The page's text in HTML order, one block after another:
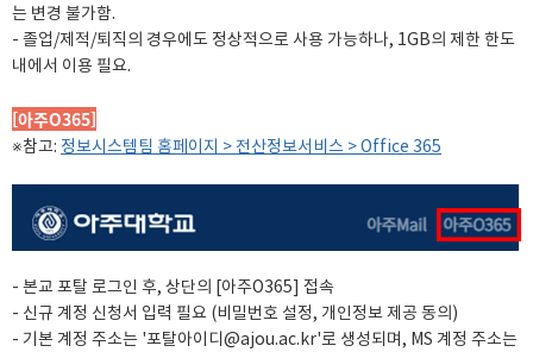
는 변경 불가함.
- 졸업/제적/퇴직의 경우에도 정상적으로 사용 가능하나, 1GB의 제한 한도
내에서 이용 필요.
[아주O365]
※참고: 정보시스템팀 홈페이지 > 전산정보서비스 > Office 365
- 본교 포탈 로그인 후, 상단의 [아주O365] 접속
- 신규 계정 신청서 입력 필요 (비밀번호 설정, 개인정보 제공 동의)
- 기본 계정 주소는 '포탈아이디@ajou.ac.kr'로 생성되며, MS 계정 주소는